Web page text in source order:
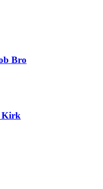
Bro
Kirk